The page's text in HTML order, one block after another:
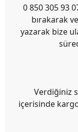
0 850 305 93
bırakarak
yazarak bize
Verdiğiniz
içerisinde